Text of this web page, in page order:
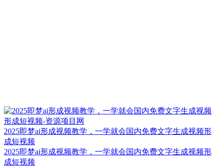
2025即梦ai形成视频教学，一学就会国内免费文字生成视频形
成短视频
2025即梦ai形成视频教学，一学就会国内免费文字生成视频形
成短视频